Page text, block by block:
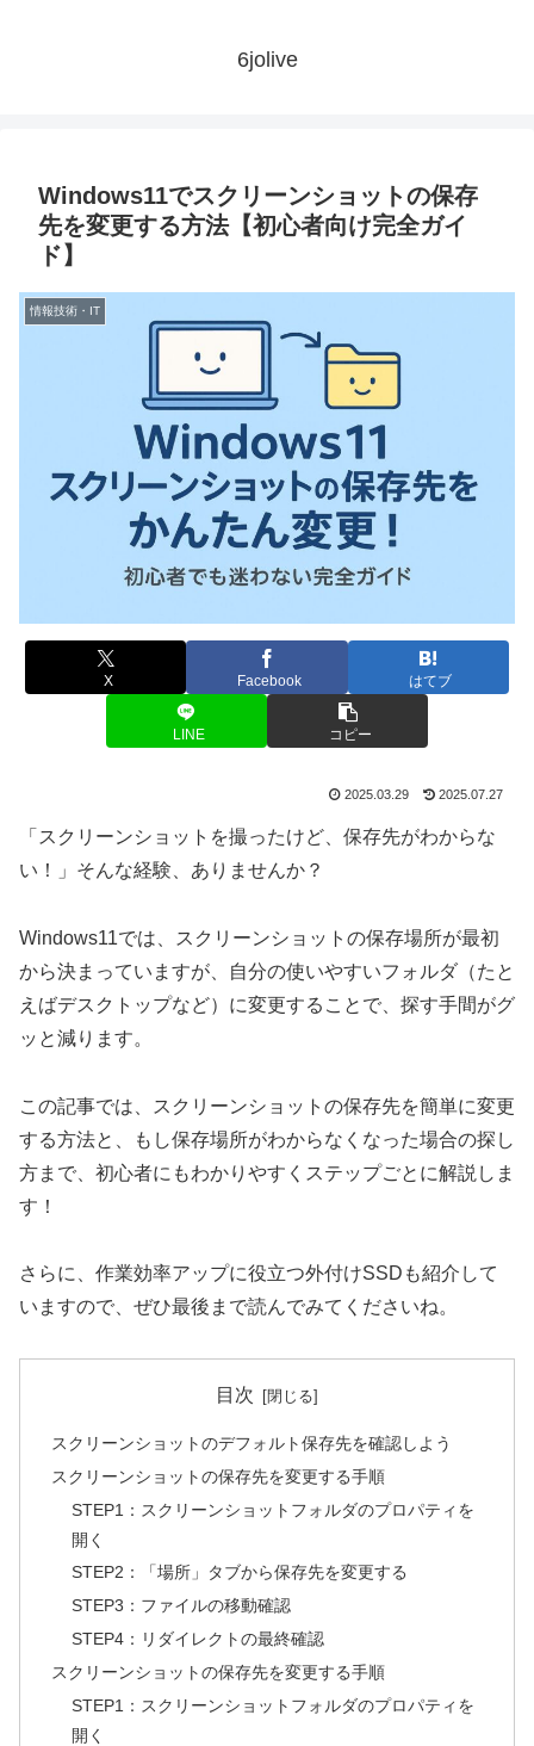
6jolive
Windows11でスクリーンショットの保存
先を変更する方法【初心者向け完全ガイ
ド】
情報技術・IT
X Facebook はてブ
LINE コピー
2025.03.29 2025.07.27
「スクリーンショットを撮ったけど、保存先がわからな
い！」そんな経験、ありませんか？
Windows11では、スクリーンショットの保存場所が最初
から決まっていますが、自分の使いやすいフォルダ（たと
えばデスクトップなど）に変更することで、探す手間がグ
ッと減ります。
この記事では、スクリーンショットの保存先を簡単に変更
する方法と、もし保存場所がわからなくなった場合の探し
方まで、初心者にもわかりやすくステップごとに解説しま
す！
さらに、作業効率アップに役立つ外付けSSDも紹介して
いますので、ぜひ最後まで読んでみてくださいね。
目次
スクリーンショットのデフォルト保存先を確認しよう
スクリーンショットの保存先を変更する手順
STEP1：スクリーンショットフォルダのプロパティを
開く
STEP2：「場所」タブから保存先を変更する
STEP3：ファイルの移動確認
STEP4：リダイレクトの最終確認
スクリーンショットの保存先を変更する手順
STEP1：スクリーンショットフォルダのプロパティを
開く